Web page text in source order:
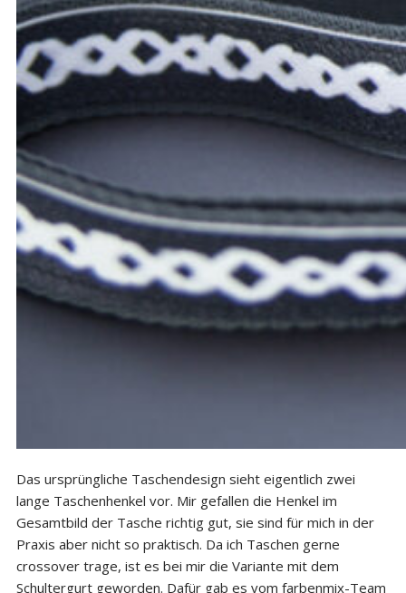
Das ursprüngliche Taschendesign sieht eigentlich zwei
lange Taschenhenkel vor. Mir gefallen die Henkel im
Gesamtbild der Tasche richtig gut, sie sind für mich in der
Praxis aber nicht so praktisch. Da ich Taschen gerne
crossover trage, ist es bei mir die Variante mit dem
Schultergurt geworden. Dafür gab es vom farbenmix-Team